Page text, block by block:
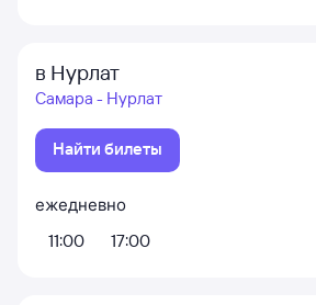
в Нурлат
Самара - Нурлат
Найти билеты
ежедневно
11:00
17:00